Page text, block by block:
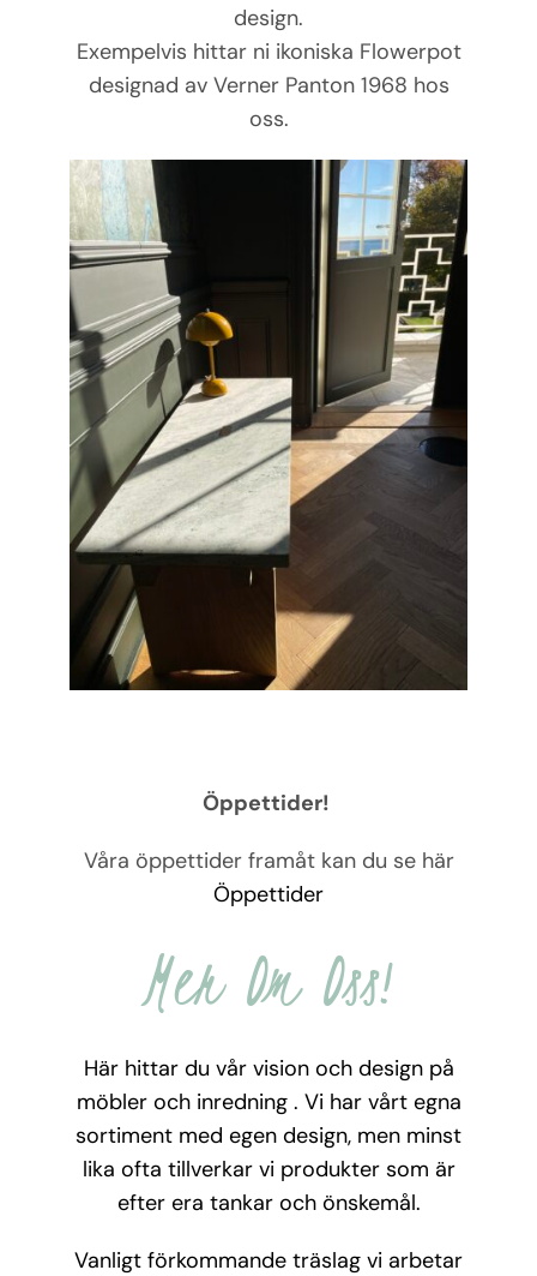
design.
Exempelvis hittar ni ikoniska Flowerpot
designad av Verner Panton 1968 hos
oss.
Öppettider!
Våra öppettider framåt kan du se här
Öppettider
Mer Om Oss!
Här hittar du vår vision och design på
möbler och inredning . Vi har vårt egna
sortiment med egen design, men minst
lika ofta tillverkar vi produkter som är
efter era tankar och önskemål.
Vanligt förkommande träslag vi arbetar